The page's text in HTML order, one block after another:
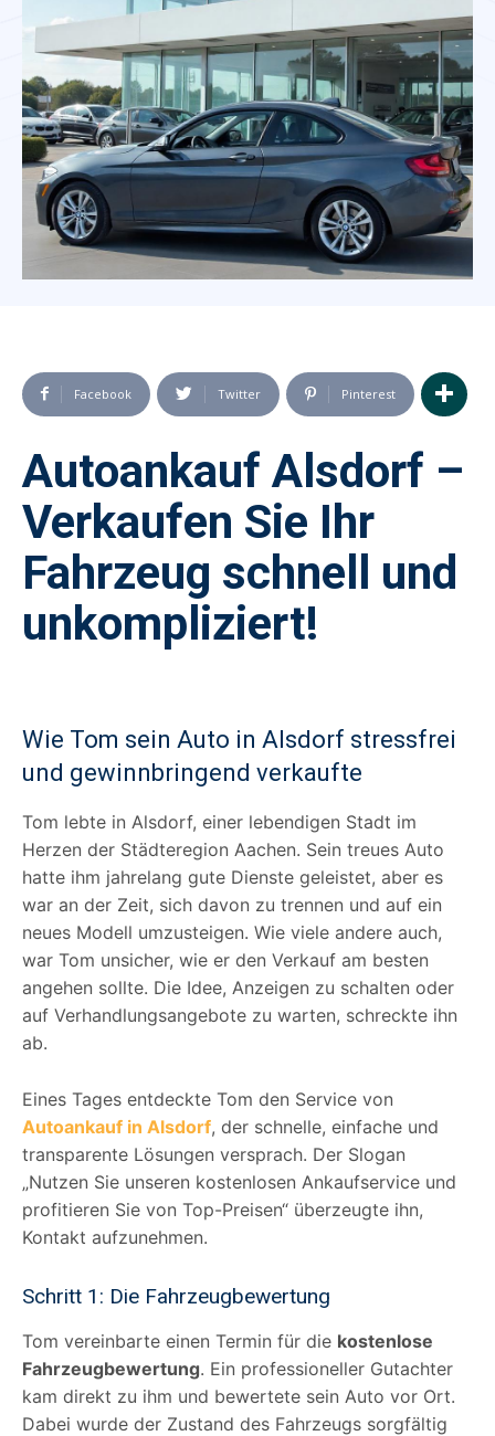
Facebook Twitter Pinterest
Autoankauf Alsdorf –
Verkaufen Sie Ihr
Fahrzeug schnell und
unkompliziert!
Wie Tom sein Auto in Alsdorf stressfrei
und gewinnbringend verkaufte
Tom lebte in Alsdorf, einer lebendigen Stadt im
Herzen der Städteregion Aachen. Sein treues Auto
hatte ihm jahrelang gute Dienste geleistet, aber es
war an der Zeit, sich davon zu trennen und auf ein
neues Modell umzusteigen. Wie viele andere auch,
war Tom unsicher, wie er den Verkauf am besten
angehen sollte. Die Idee, Anzeigen zu schalten oder
auf Verhandlungsangebote zu warten, schreckte ihn
ab.
Eines Tages entdeckte Tom den Service von
Autoankauf in Alsdorf, der schnelle, einfache und
transparente Lösungen versprach. Der Slogan
„Nutzen Sie unseren kostenlosen Ankaufservice und
profitieren Sie von Top-Preisen“ überzeugte ihn,
Kontakt aufzunehmen.
Schritt 1: Die Fahrzeugbewertung
Tom vereinbarte einen Termin für die kostenlose
Fahrzeugbewertung. Ein professioneller Gutachter
kam direkt zu ihm und bewertete sein Auto vor Ort.
Dabei wurde der Zustand des Fahrzeugs sorgfältig